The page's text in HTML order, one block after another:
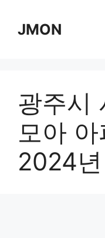
contentJMON
광주시
모아
2024